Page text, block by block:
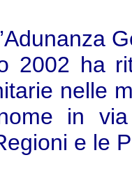
2002 ha
nelle
in
e le